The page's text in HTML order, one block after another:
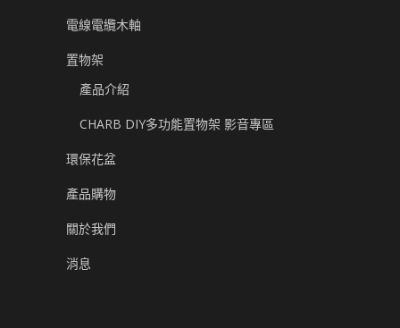
電線電纜木軸
置物架
產品介紹
CHARB DIY多功能置物架 影音專區
環保花盆
產品購物
關於我們
消息